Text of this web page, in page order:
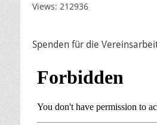
Views: 212936
Spenden für die